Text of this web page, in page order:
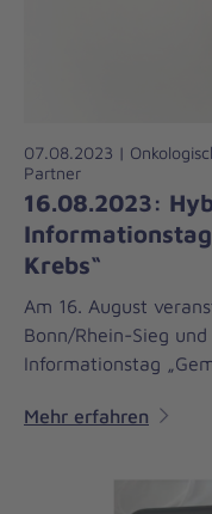
07.08.2023 |
Partner
16.08.2023:
Informationstag
Krebs“
Am 16. August
Bonn/Rhein-Sieg
Informationstag
Mehr erfahren